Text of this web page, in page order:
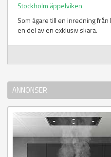
Stockholm äppelviken
Som ägare till en inredning
en del av en exklusiv skara.
ANNONSER